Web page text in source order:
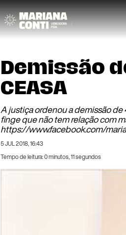
Demissão
CEASA
A justiça ordenou a demissão
finge que não tem relação com
https://www.facebook.com/
5 JUL 2018, 16:43
Tempo de leitura: 0 minutos, 11 segundos